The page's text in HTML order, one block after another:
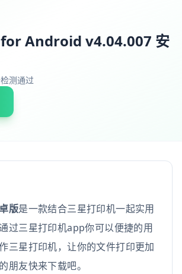
for Android v4.04.007 安
测通过
版是一款结合三星打印机一起实用
过三星打印机app你可以便捷的用
三星打印机，让你的文件打印更加
朋友快来下载吧。